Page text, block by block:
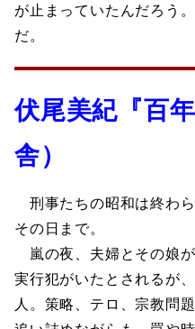
が止まっていたんだろう
だ。
伏尾美紀『百
舎）
刑事たちの昭和は終わら
その日まで。
嵐の夜、夫婦とその娘
実行犯がいたとされるが
人。策略、テロ、宗教問